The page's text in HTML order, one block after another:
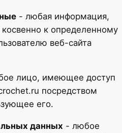
- любая информация,
к определенному
веб-сайта
лицо, имеющее доступ
посредством
его.
данных - любое